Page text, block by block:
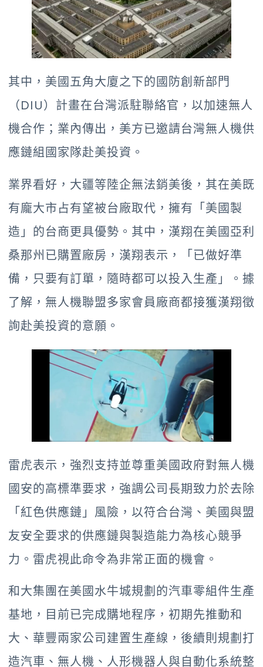
其中，美國五角大廈之下的國防創新部門
（DIU）計畫在台灣派駐聯絡官，以加速無人
機合作；業內傳出，美方已邀請台灣無人機供
應鏈組國家隊赴美投資。
業界看好，大疆等陸企無法銷美後，其在美既
有龐大市占有望被台廠取代，擁有「美國製
造」的台商更具優勢。其中，漢翔在美國亞利
桑那州已購置廠房，漢翔表示，「已做好準
備，只要有訂單，隨時都可以投入生產」。據
了解，無人機聯盟多家會員廠商都接獲漢翔徵
詢赴美投資的意願。
雷虎表示，強烈支持並尊重美國政府對無人機
國安的高標準要求，強調公司長期致力於去除
「紅色供應鏈」風險，以符合台灣、美國與盟
友安全要求的供應鏈與製造能力為核心競爭
力。雷虎視此命令為非常正面的機會。
和大集團在美國水牛城規劃的汽車零組件生產
基地，目前已完成購地程序，初期先推動和
大、華豐兩家公司建置生產線，後續則規劃打
造汽車、無人機、人形機器人與自動化系統整